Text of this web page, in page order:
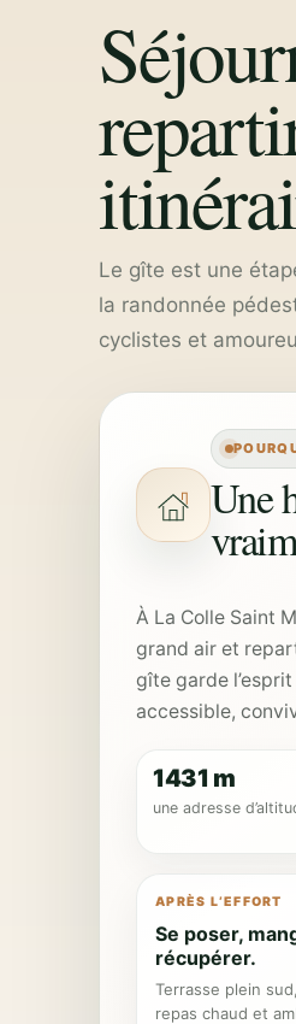
Le gîte est une
la randonnée
cyclistes et
Une
À La Colle Saint
grand air et
gîte garde
accessible,
1431 m
une adresse
APRÈS L’EFFORT
Se poser,
récupérer.
Terrasse plein
repas chaud et